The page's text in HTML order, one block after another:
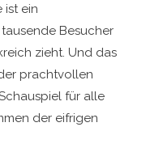
ist ein
Besucher
zieht. Und das
prachtvollen
für alle
der eifrigen